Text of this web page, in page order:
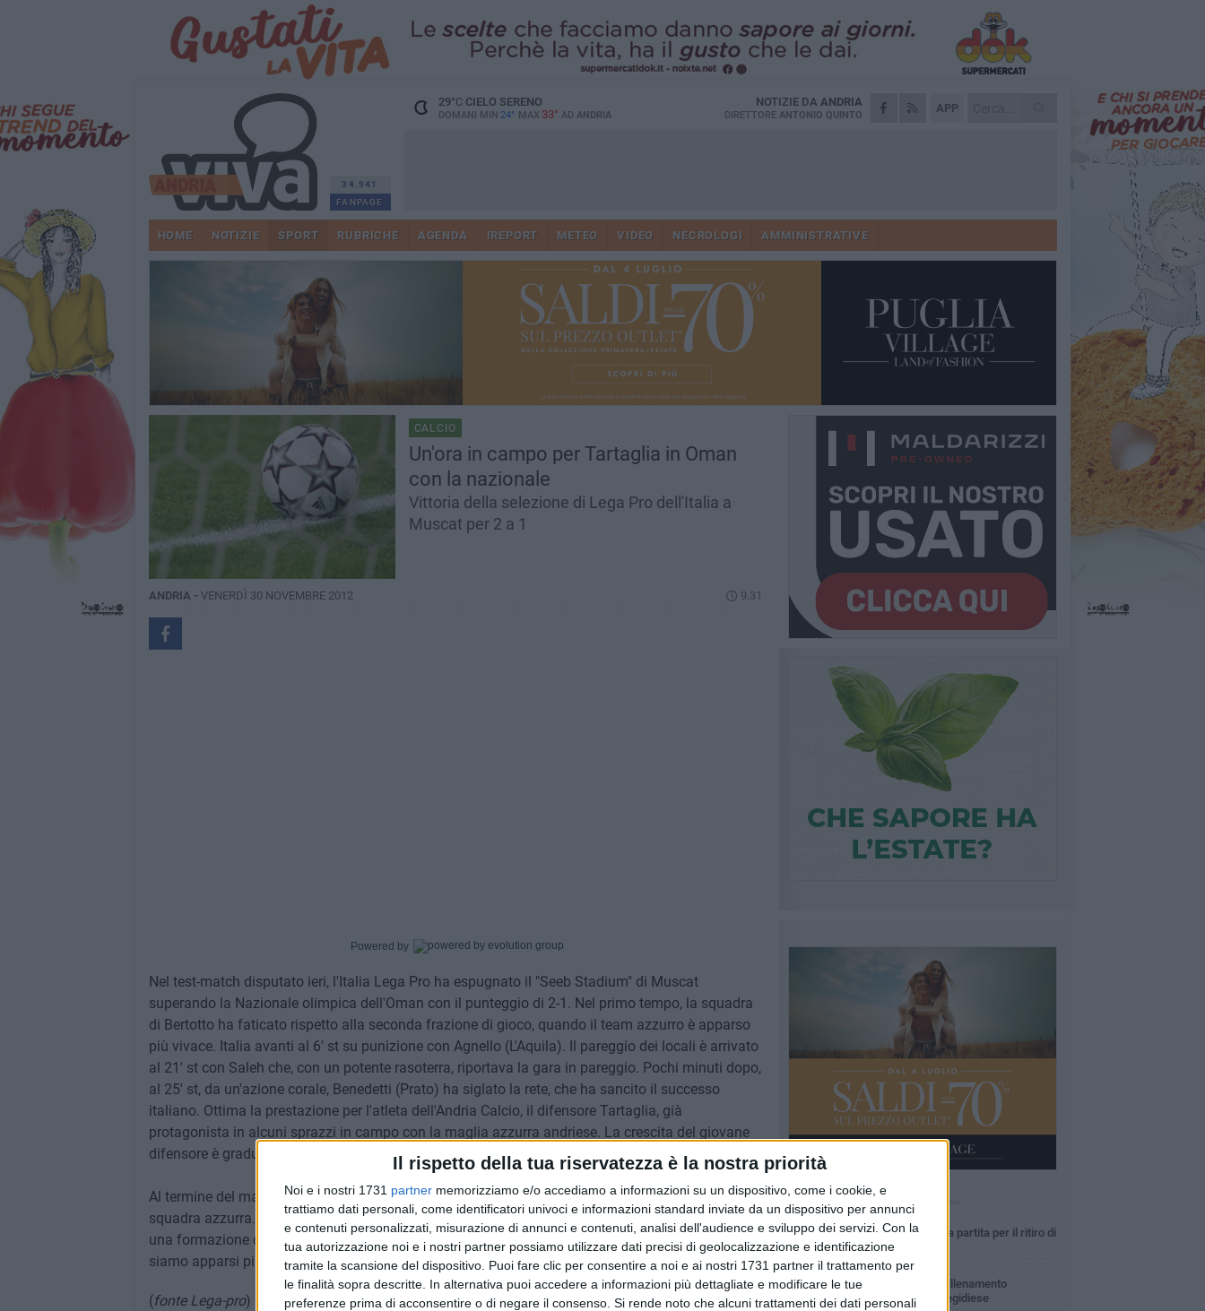
Il rispetto della tua riservatezza è la nostra priorità
Noi e i nostri 1731 partner memorizziamo e/o accediamo a informazioni su un dispositivo, come i cookie, e
trattiamo dati personali, come identificatori univoci e informazioni standard inviate da un dispositivo per annunci
e contenuti personalizzati, misurazione di annunci e contenuti, analisi dell'audience e sviluppo dei servizi. Con la
tua autorizzazione noi e i nostri partner possiamo utilizzare dati precisi di geolocalizzazione e identificazione
tramite la scansione del dispositivo. Puoi fare clic per consentire a noi e ai nostri 1731 partner il trattamento per
le finalità sopra descritte. In alternativa puoi accedere a informazioni più dettagliate e modificare le tue
preferenze prima di acconsentire o di negare il consenso. Si rende noto che alcuni trattamenti dei dati personali
34.941
FANPAGE
29°CCIELO SERENO
DOMANI MIN 24° MAX 33° AD ANDRIA
APP
NOTIZIE DA ANDRIA
DIRETTORE ANTONIO QUINTO
HOME NOTIZIE SPORT RUBRICHE AGENDA IREPORT METEO VIDEO NECROLOGI AMMINISTRATIVE
CALCIO
Un'ora in campo per Tartaglia in Oman
con la nazionale
Vittoria della selezione di Lega Pro dell'Italia a
Muscat per 2 a 1
ANDRIA - VENERDÌ 30 NOVEMBRE 2012 9.31
Powered by
Nel test-match disputato ieri, l'Italia Lega Pro ha espugnato il "Seeb Stadium" di Muscat
superando la Nazionale olimpica dell'Oman con il punteggio di 2-1. Nel primo tempo, la squadra
di Bertotto ha faticato rispetto alla seconda frazione di gioco, quando il team azzurro è apparso
più vivace. Italia avanti al 6' st su punizione con Agnello (L'Aquila). Il pareggio dei locali è arrivato
al 21' st con Saleh che, con un potente rasoterra, riportava la gara in pareggio. Pochi minuti dopo,
al 25' st, da un'azione corale, Benedetti (Prato) ha siglato la rete, che ha sancito il successo
italiano. Ottima la prestazione per l'atleta dell'Andria Calcio, il difensore Tartaglia, già
protagonista in alcuni sprazzi in campo con la maglia azzurra andriese. La crescita del giovane
difensore è graduale e costante.
Al termine del match, Archimede Pitrolo, vicepresidente della Lega Pro, ha fatto i complimenti alla
squadra azzurra. Il tecnico, Valerio Bertotto, sulla partita ha dichiarato: «Abbiamo giocato contro
una formazione competitiva ed abbiamo avuto difficoltà nel primo tempo. Nel secondo, invece,
siamo apparsi più "sciolti" e siamo riusciti ad esprimere le nostre capacità».
(fonte Lega-pro) IL TABELLINO DI OMAN-ITALIA LEGA PRO 1-2:
PIÙ LETTI QUESTA SETTIMANA
VENERDÌ 31 LUGLIO
Fidelis Andria: squadra partita per il ritiro di
Montorio al Vomano
MERCOLEDÌ 5 AGOSTO
Fidelis Andria ko nell'allenamento
congiunto con la Santegidiese